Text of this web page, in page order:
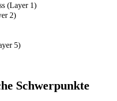
(Layer 1)
2)
5)
Schwerpunkte